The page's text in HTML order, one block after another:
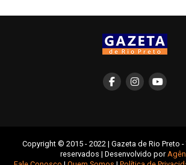
Copyright © 2015 - 2022 | Gazeta de Rio Preto
reservados | Desenvolvido por